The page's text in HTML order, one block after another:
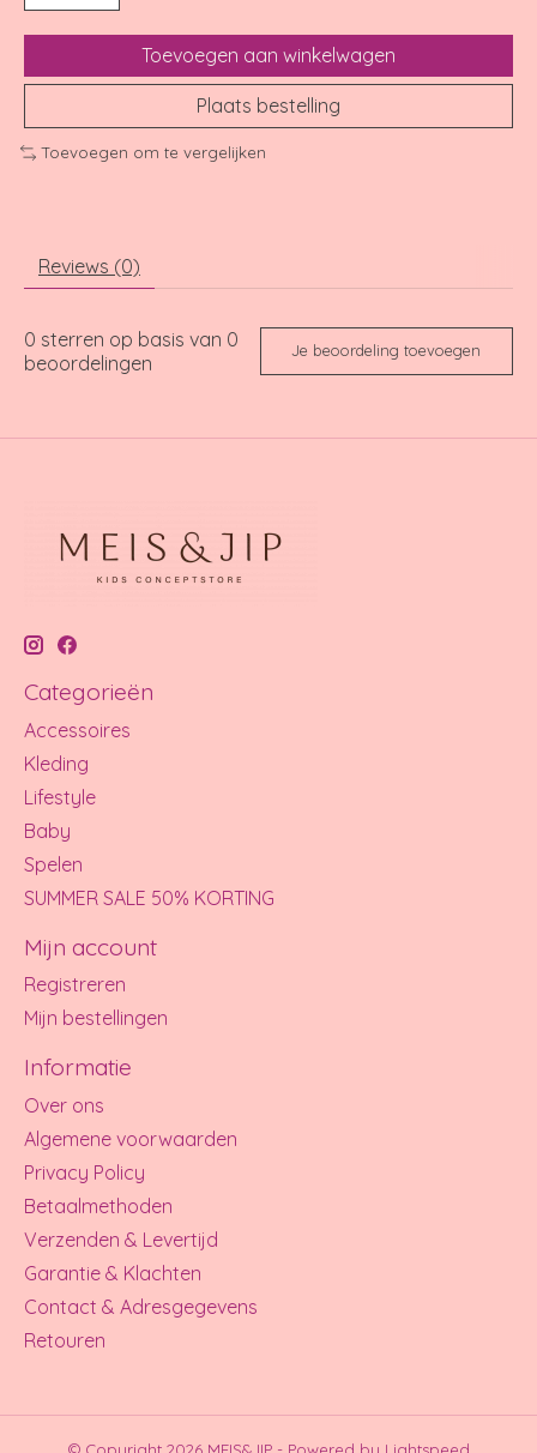
Toevoegen aan winkelwagen
Plaats bestelling
Toevoegen om te vergelijken
Reviews (0)
0 sterren op basis van 0
beoordelingen
Je beoordeling toevoegen
Categorieën
Accessoires
Kleding
Lifestyle
Baby
Spelen
SUMMER SALE 50% KORTING
Mijn account
Registreren
Mijn bestellingen
Informatie
Over ons
Algemene voorwaarden
Privacy Policy
Betaalmethoden
Verzenden & Levertijd
Garantie & Klachten
Contact & Adresgegevens
Retouren
© Copyright 2026 MEIS&JIP - Powered by Lightspeed